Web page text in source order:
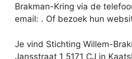
Brakman-Kring via de
email: . Of bezoek hun
Je vind Stichting Willem-
Jansstraat 1 5171 CJ in